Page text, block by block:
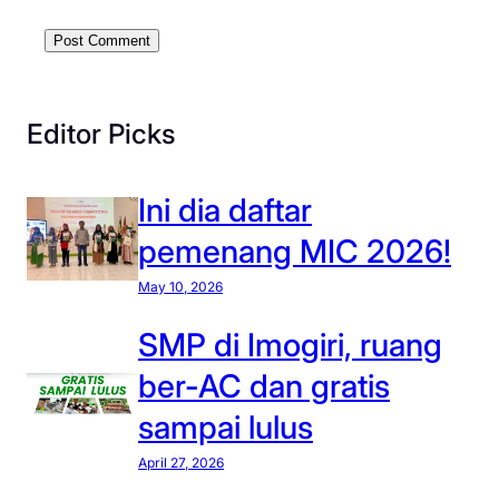
Editor Picks
Ini dia daftar
pemenang MIC 2026!
May 10, 2026
SMP di Imogiri, ruang
ber-AC dan gratis
sampai lulus
April 27, 2026